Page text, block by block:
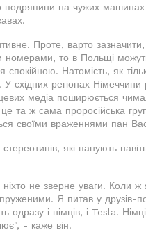
подряпини на чужих машинах
Проте, варто
то в Польщі
Натомість, як
східних регіонах Німеччини
медіа поширюється
та ж сама проросійська
своїми враженнями пан
які панують
не зверне уваги. Коли ж
Я питав у друзів-
і німців, і Tesla.
- каже він.